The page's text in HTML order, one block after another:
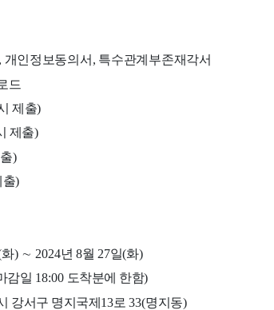
, 개인정보동의서 , 특수관계부존재각서
드
제출)
제출)
)
출)
화) ∼ 2024년 8월 27일(화)
감일 18:00 도착분에 한함)
강서구 명지국제 13로 33(명지동)